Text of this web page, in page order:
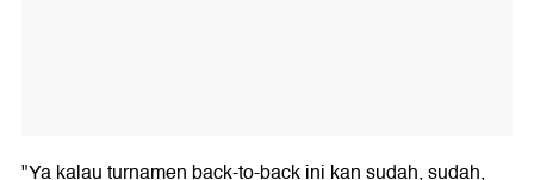
"Ya kalau turnamen back-to-back ini kan sudah, sudah,